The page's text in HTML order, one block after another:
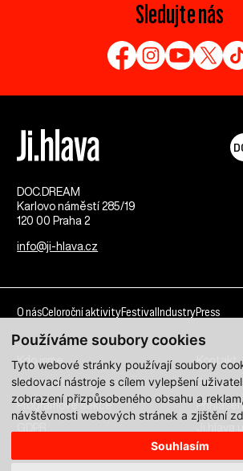
Používáme soubory cookies
Tyto webové stránky používají soubory
sledovací nástroje s cílem vylepšení
zobrazení přizpůsobeného obsahu a
návštěvnosti webových stránek a zjištění
Souhlasím
Sledujte nás
DOC.DREAM​
Karlovo náměstí 285/19
120 00 Praha 2
info@ji-hlava.cz
O násCeloroční aktivityFestival IndustryPress
Kdo jsme
Kontakt
Partnerství
Programové sekce